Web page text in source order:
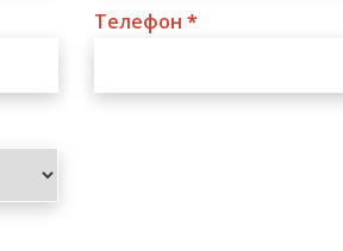
Телефон *